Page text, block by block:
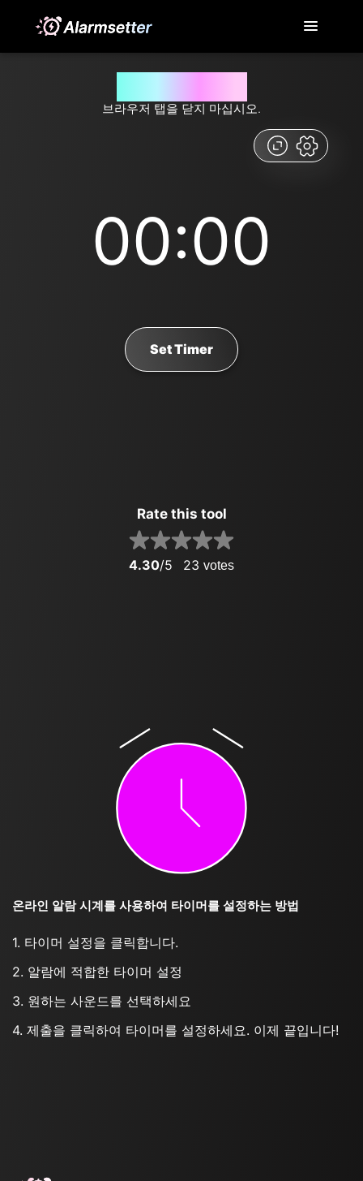
브라우저 탭을 닫지 마십시오.
00:00
Set Timer
Rate this tool
4.30/5 23 votes
온라인 알람 시계를 사용하여 타이머를 설정하는 방법
1. 타이머 설정을 클릭합니다.
2. 알람에 적합한 타이머 설정
3. 원하는 사운드를 선택하세요
4. 제출을 클릭하여 타이머를 설정하세요. 이제 끝입니다!